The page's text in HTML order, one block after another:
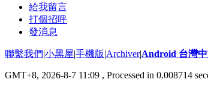
給我留言
打個招呼
發消息
聯繫我們|小黑屋|手機版|Archiver|Android 台灣
GMT+8, 2026-8-7 11:09 , Processed in 0.008714